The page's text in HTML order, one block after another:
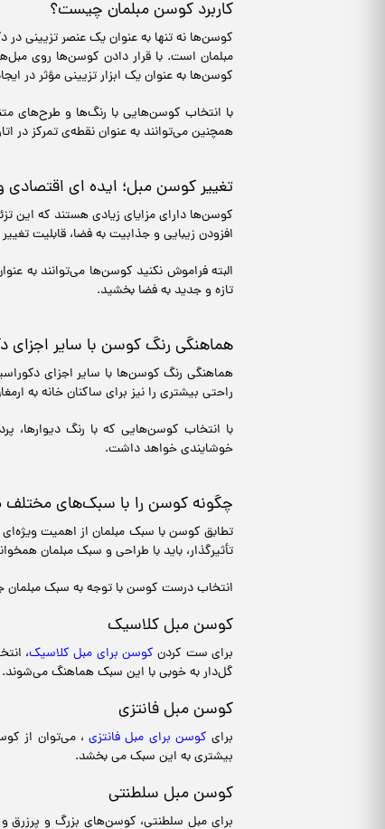
کاربرد کوسن مبلمان چیست؟
کوسن‌ها نه تنها به عنوان یک عنصر تزیینی در
مبلمان است. با قرار دادن کوسن‌ها روی
کوسن‌ها به عنوان یک ابزار تزیینی مؤثر در
با انتخاب کوسن‌هایی با رنگ‌ها و طرح‌های
همچنین می‌توانند به عنوان نقطه‌ی تمرکز در
تغییر کوسن مبل؛ ایده ای
کوسن‌ها دارای مزایای زیادی هستند که این
افزودن زیبایی و جذابیت به فضا، قابلیت
البته فراموش نکنید کوسن‌ها می‌توانند به
تازه و جدید به فضا بخشید.
هماهنگی رنگ کوسن با سایر اجزای
هماهنگی رنگ کوسن‌ها با سایر اجزای
راحتی بیشتری را نیز برای ساکنان خانه به
با انتخاب کوسن‌هایی که با رنگ دیوارها،
خوشایندی خواهد داشت.
چگونه کوسن را با سبک‌های مختلف
تطابق کوسن با سبک مبلمان از اهمیت
تأثیرگذار، باید با طراحی و سبک مبلمان
انتخاب درست کوسن با توجه به سبک مبلمان
کوسن مبل کلاسیک
برای ست کردن کوسن برای مبل کلاسیک،
گل‌دار به خوبی با این سبک هماهنگ می‌شوند.
کوسن مبل فانتزی
برای کوسن برای مبل فانتزی ، می‌توان از
بیشتری به این سبک می بخشد.
کوسن مبل سلطنتی
برای مبل سلطنتی، کوسن‌های بزرگ و پرزرق